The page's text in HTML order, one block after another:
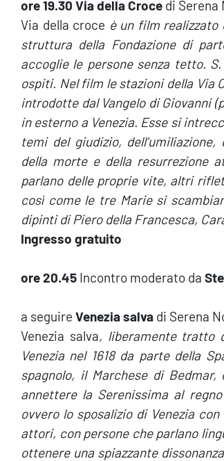
ore 19.30 Via della Croce di Serena
Via della croce è un film realizzato
struttura della Fondazione di
accoglie le persone senza tetto.
ospiti. Nel film le stazioni della Via
introdotte dal Vangelo di Giovanni
in esterno a Venezia. Esse si
temi del giudizio,
della morte e della resurrezione
parlano delle proprie vite, altri
così come le tre Marie si
dipinti di Piero della Francesca,
Ingresso gratuito
ore 20.45 Incontro moderato da
a seguire Venezia salva di Serena
Venezia salva, liberamente tratto
Venezia nel 1618 da parte della
spagnolo, il Marchese di
annettere la Serenissima al
ovvero lo sposalizio di Venezia
attori, con persone che parlano
ottenere una spiazzante